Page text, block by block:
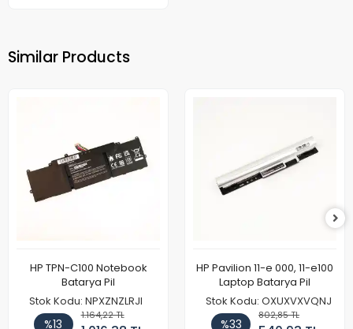
Similar Products
HP TPN-C100 Notebook
Batarya Pil
Stok Kodu: NPXZNZLRJI
%13
1.164,22 TL
HP Pavilion 11-e 000, 11-e100
Laptop Batarya Pil
Stok Kodu: OXUXVXVQNJ
%33
802,85 TL